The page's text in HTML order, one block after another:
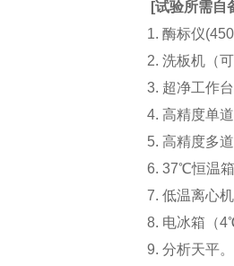
[试验所需自
1. 酶标仪
2. 洗板机（
3. 超净工作
4. 高精度单
5. 高精度多
6. 37℃恒温
7. 低温离心
8. 电冰箱（
9. 分析天平。